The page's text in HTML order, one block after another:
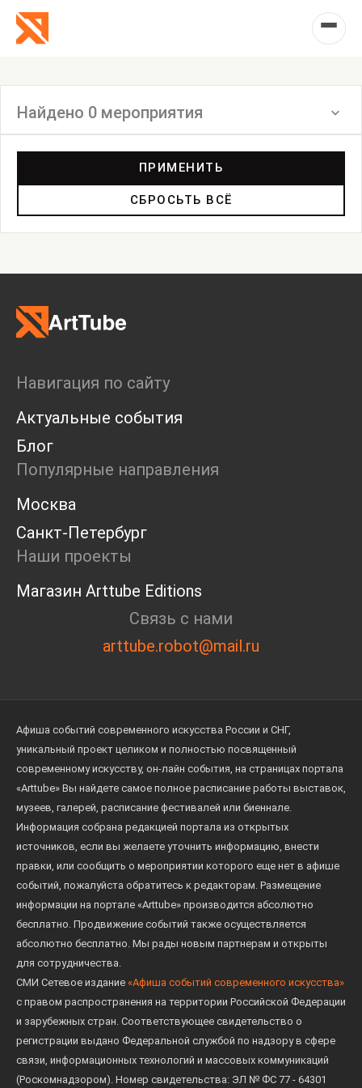
Найдено 0 мероприятия
Дискуссия
Пост-релиз
Пресс-конференция
Ярмарка
Open call
Экскурсия
Дискуссия
Cosmoscow 2024
Blazar 2024
Встречи
Круглый стол
ПРИМЕНИТЬ
СБРОСЬТЬ ВСЁ
Навигация по сайту
Актуальные события
Блог
Популярные направления
Москва
Санкт-Петербург
Наши проекты
Магазин Arttube Editions
Связь с нами
arttube.robot@mail.ru
Афиша событий современного искусства России и СНГ,
уникальный проект целиком и полностью посвященный
современному искусству, он-лайн события, на страницах портала
«Arttube» Вы найдете самое полное расписание работы выставок,
музеев, галерей, расписание фестивалей или биеннале.
Информация собрана редакцией портала из открытых
источников, если вы желаете уточнить информацию, внести
правки, или сообщить о мероприятии которого еще нет в афише
событий, пожалуйста обратитесь к редакторам. Размещение
информации на портале «Arttube» производится абсолютно
бесплатно. Продвижение событий также осуществляется
абсолютно бесплатно. Мы рады новым партнерам и открыты
для сотрудничества.
СМИ Сетевое издание «Афиша событий современного искусства»
с правом распространения на территории Российской Федерации
и зарубежных стран. Соответствующее свидетельство о
регистрации выдано Федеральной службой по надзору в сфере
связи, информационных технологий и массовых коммуникаций
(Роскомнадзором). Номер свидетельства: ЭЛ № ФС 77 - 64301